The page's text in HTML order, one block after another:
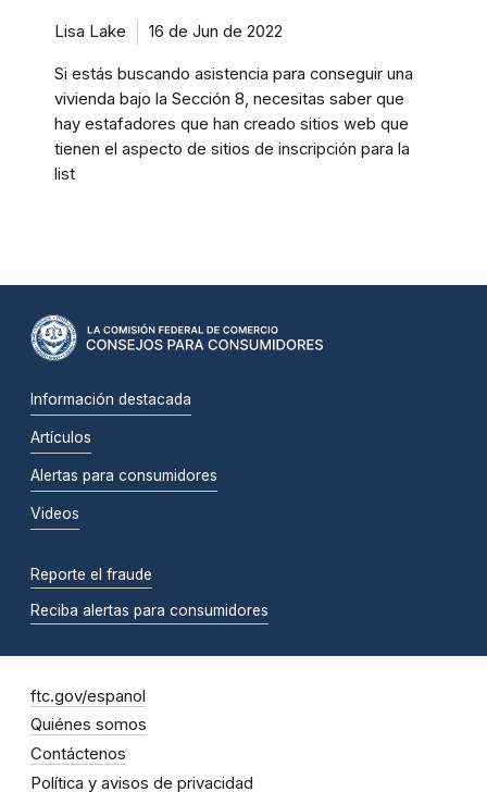
Lisa Lake 16 de Jun de 2022
Si estás buscando asistencia para conseguir una
vivienda bajo la Sección 8, necesitas saber que
hay estafadores que han creado sitios web que
tienen el aspecto de sitios de inscripción para la
list
Información destacada
Artículos
Alertas para consumidores
Videos
Reporte el fraude
Reciba alertas para consumidores
ftc.gov/espanol
Quiénes somos
Contáctenos
Política y avisos de privacidad